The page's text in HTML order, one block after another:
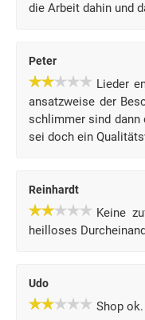
die Arbeit dahin und
Peter
Lieder
ansatzweise der
schlimmer sind dann
sei doch ein
Reinhardt
Keine
heilloses
Udo
Shop